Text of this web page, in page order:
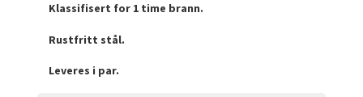
Klassifisert for 1 time brann.
Rustfritt stål.
Leveres i par.